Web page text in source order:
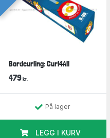
Bordcurling: Curl4All
479kr.
På lager
LEGG I KURV